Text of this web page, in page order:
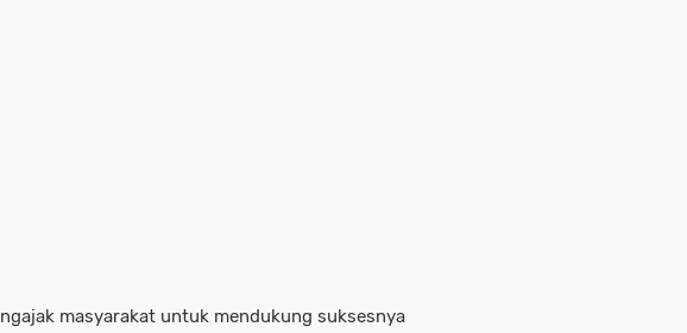
masyarakat untuk mendukung suksesnya